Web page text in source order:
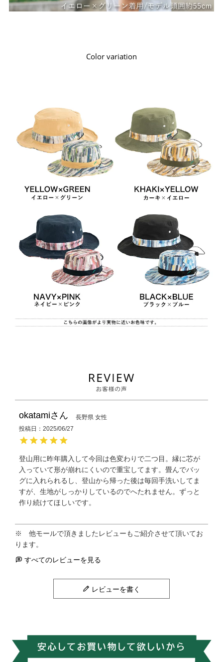
Color variation
okatami 長野県 女性
投稿日
2025/06/27
登山用に昨年購入して今回は色変わりで二つ目。縁に芯が
入っていて形が崩れにくいので重宝してます。畳んでバッ
グに入れられるし、登山から帰った後は毎回手洗いしてま
すが、生地がしっかりしているのでへたれません。ずっと
作り続けてほしいです。
すべてのレビューを見る
レビューを書く